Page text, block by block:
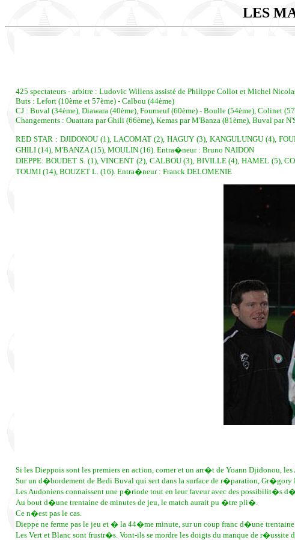
LES
425 spectateurs - arbitre : Ludovic Willens assisté de Philippe Collot et Michel
Buts : Lefort (10ème et 57ème) - Calbou (44ème)
CJ : Buval (34ème), Diawara (40ème), Fourneuf (60ème) - Boulle (54ème), Colinet
Changements : Ouattara par Ghili (66ème), Kemas par M'Banza (81ème), Buval par
RED STAR : DJIDONOU (1), LACOMAT (2), HAGUY (3), KANGULUNGU (4),
GHILI (14), M'BANZA (15), MOULIN (16). Entra�neur : Bruno NAIDON
DIEPPE: BOUDET S. (1), VINCENT (2), CALBOU (3), BIVILLE (4), HAMEL (5),
TOUMI (14), BOUZET L. (16). Entra�neur : Franck DELOMENIE
Si les Dieppois sont les premiers en action, corner et un arr�t de Yoann Djidonou,
Sur un d�bordement de Bedi Buval qui sert dans la surface de r�paration,
Les Audoniens connaissent une p�riode tout en leur faveur avec des possibilit�s
Au bout d�une trentaine de minutes de jeu, le match aurait pu �tre pli�.
Ce n�est pas le cas.
Dieppe ne ferme pas le jeu et � la 44�me minute, sur un coup franc d�une
Les Vert et Blanc sont frustr�s. Vont-ils se mordre les doigts du manque de r�ussite